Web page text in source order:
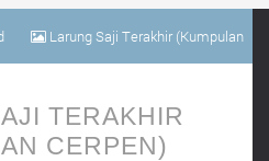
Larung Saji Terakhir (Kumpulan
TERAKHIR
CERPEN)